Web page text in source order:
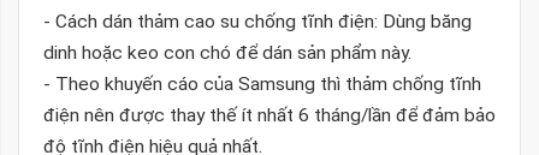
- Cách dán thảm cao su chống tĩnh điện: Dùng băng
dinh hoặc keo con chó để dán sản phẩm này.
- Theo khuyến cáo của Samsung thì thảm chống tĩnh
điện nên được thay thế ít nhất 6 tháng/lần để đảm bảo
độ tĩnh điện hiệu quả nhất.